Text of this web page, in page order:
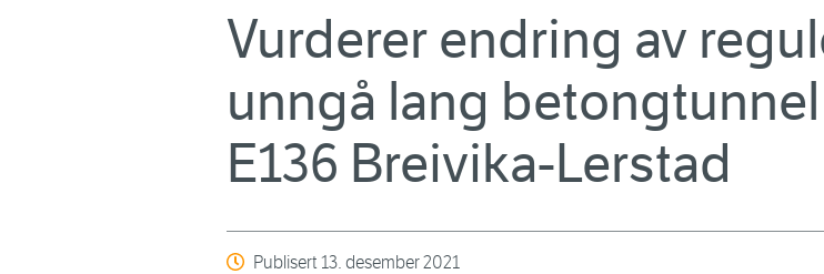
Vurderer endring av
unngå lang
E136 Breivika-Lerstad
Publisert13. desember 2021